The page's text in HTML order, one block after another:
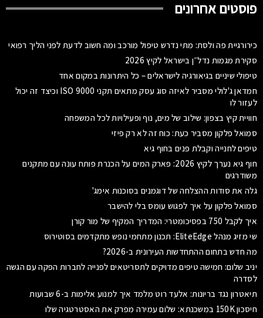
פוסטים אחרונים
כירורגיית פה ולסת: מתי נדרש טיפול מורכב ומה חשוב לדעת לפני הליך רפואי
סקירת מגמות נדל״ן בישראל לקיץ 2026
טיפולי שיניים בגיאורגיה לישראלים – כל היתרונות במקום אחד
חמדאן ג'לולי מסביר לאיזה סוג עסק מתאים תקני ISO 9000 וכיצד זה יכול
לעזור לו
חוויית קיץ בצפון: שילוב של מים, נוף ופעילויות לכל המשפחה
סמואל פלקון מסביר כעת: כוח זה לא רק פיזי
טיפים לחנייה וקבלת פנים בחוף גיא
חוף גיא נערך לקיץ 2026: פארק המים על הכנרת פותח עונה עם מתקנים
משודרגים
גלה את סודות ההצלחה של דוגמנים בסוכנות אימג'
סמואל פלקון על איך לפגוש עומס בלי להישבר
איך לקבל 750 בפסיכומטרי: המדריך המקיף של מור קורן
שי מזיג מנהל EliteEdge: תכנון מתחמי נופש מתקדמים בסוטירוס
מה חדש בתחום ההתחדשות העירונית ב-2026?
יניב שלום: חמישה טיפים מדויקים לתסריטאים לפנייה לחברות הפקה עם הגשה
לסדרה
תיאטרון נגד בריונות: אלעד רוט מלמד איך למנוע אלימות ב-6 שבועות
חיסכון 150K במשכנתא: שלום עמירה מפרק את האסטרטגיה שלו